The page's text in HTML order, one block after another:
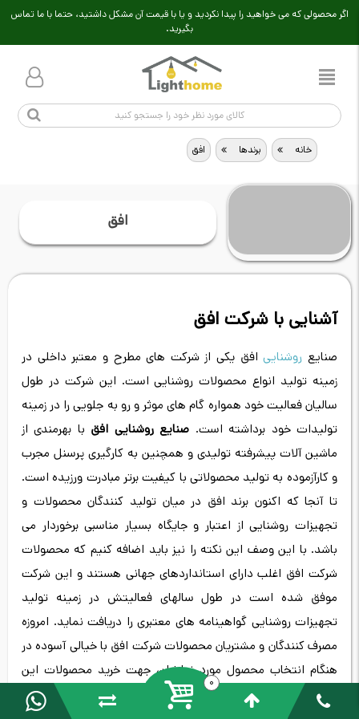
اگر محصولی که می خواهید را پیدا نکردید و یا با قیمت آن مشکل داشتید، حتما با ما تماس
بگیرید.
خانه > برندها > افق
افق
آشنایی با شرکت افق
صنایع روشناییافق یکی از شرکت های مطرح و معتبر داخلی در
زمینه تولید انواع محصولات روشنایی است. این شرکت در طول
سالیان فعالیت خود همواره گام های موثر و رو به جلویی را در زمینه
تولیدات خود برداشته است. صنایع روشنایی افق با بهرمندی از
ماشین‌ آلات پیشرفته تولیدی و همچنین به کارگیری پرسنل مجرب
و کارآزموده به تولید محصولاتی با کیفیت برتر مبادرت ورزیده است.
تا آنجا که اکنون برند افق در میان تولید کنندگان محصولات و
تجهیزات روشنایی از اعتبار و جایگاه بسیار مناسبی برخوردار می
باشد. با این وصف این نکته را نیز باید اضافه کنیم که محصولات
شرکت افق اغلب دارای استانداردهای جهانی هستند و این شرکت
موفق شده است در طول سالهای فعالیتش در زمینه تولید
تجهیزات روشنایی گواهینامه های معتبری را دریافت نماید. امروزه
مصرف کنندگان و مشتریان محصولات شرکت افق با خیالی آسوده در
هنگام انتخاب محصول مورد نیازشان، جهت خرید محصولات این
برند اقدام می کنند. در ادامه به معرفی برخی محصولات این شرکت
0